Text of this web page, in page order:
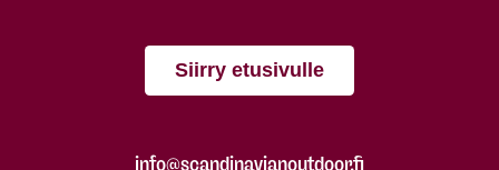
Siirry etusivulle
info@scandinavianoutdoor.fi